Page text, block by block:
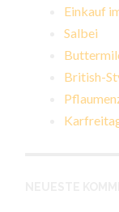
Einkauf
Salbei
British-